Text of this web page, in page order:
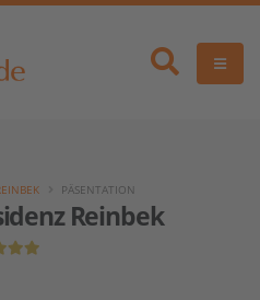
Reinbek
PÄSENTATION